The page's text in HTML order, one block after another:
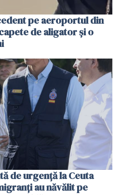
pe aeroportul din
de aligator și o
de urgență la Ceuta
au năvălit pe